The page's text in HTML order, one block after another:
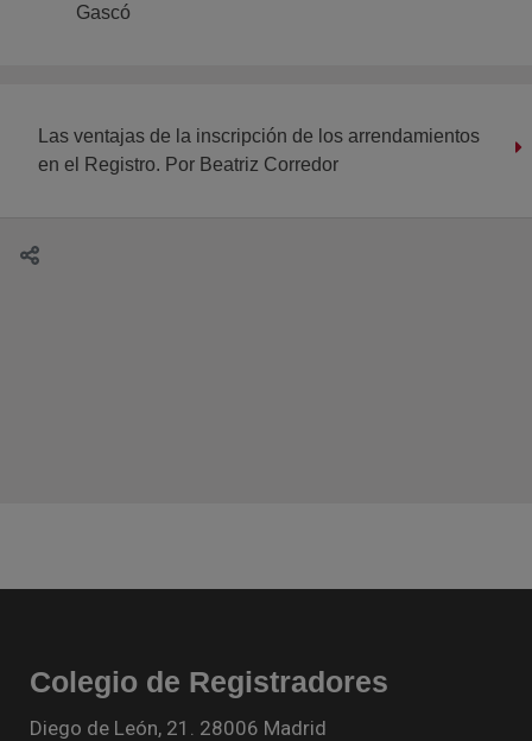
Gascó
Las ventajas de la inscripción de los arrendamientos
en el Registro. Por Beatriz Corredor
Colegio de Registradores
Diego de León, 21. 28006 Madrid